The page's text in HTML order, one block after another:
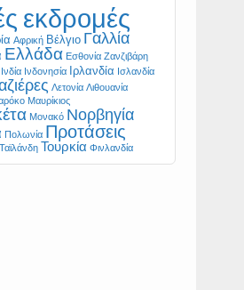
εκδρομές
Αφρική Βέλγιο Γαλλία
Ελλάδα Εσθονία Ζανζιβάρη
Ινδία Ινδονησία Ιρλανδία Ισλανδία
Λετονία Λιθουανία
Μαυρίκιος
Μονακό Νορβηγία
Πολωνία Προτάσεις
Ταϊλάνδη Τουρκία Φινλανδία